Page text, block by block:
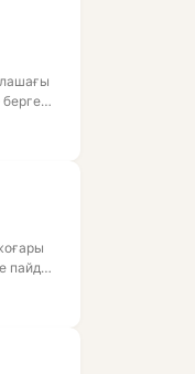
берген
пайдаң